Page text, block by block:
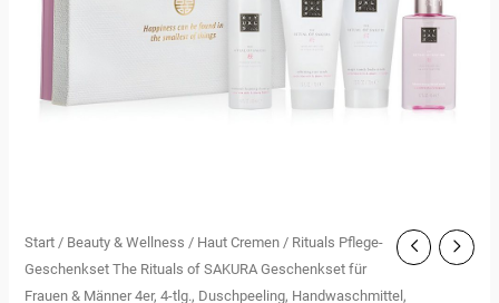
Start / Beauty & Wellness / Haut Cremen / Rituals Pflege-
Geschenkset The Rituals of SAKURA Geschenkset für
Frauen & Männer 4er, 4-tlg., Duschpeeling, Handwaschmittel,